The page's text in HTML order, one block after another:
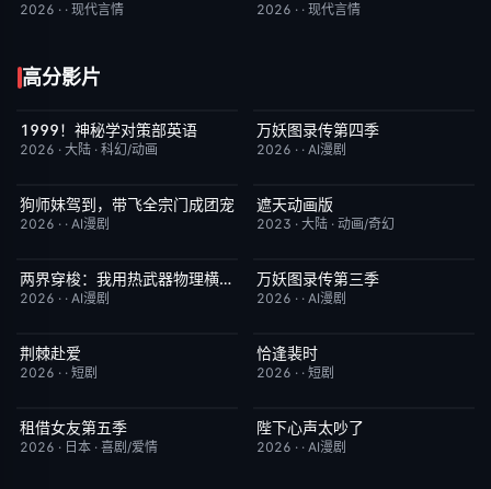
2026 · · 现代言情 2026 · · 现代言情
高分影片
更新至第3集 10.0
1999！神秘学对策部英语
2026 · 大陆 · 科幻/动画
完结
万妖图录传第四季
2026 · · AI漫剧
完结 10.0
狗师妹驾到，带飞全宗门成团宠
2026 · · AI漫剧
更新至第174集
遮天动画版
2023 · 大陆 · 动画/奇幻
完结 10.0两界穿梭：我用热武器物理横推修真界
2026 · · AI漫剧
完结
万妖图录传第三季
2026 · · AI漫剧
完结
荆棘赴爱
2026 · · 短剧
完结
恰逢裴时
2026 · · 短剧
已完结
租借女友第五季
2026 · 日本 · 喜剧/爱情
完结
陛下心声太吵了
2026 · · AI漫剧